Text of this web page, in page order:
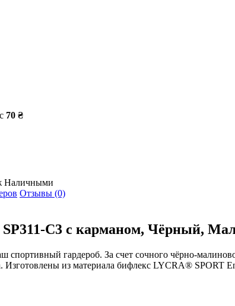
70 ₴
Наличными
Отзывы (0)
C3 с карманом, Чёрный,
спортивный гардероб. За счет сочного чёрно-
из материала бифлекс LYCRA® SPORT